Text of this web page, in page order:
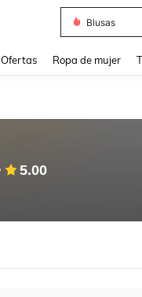
Blusas
Ofertas Ropa de mujer
5.00